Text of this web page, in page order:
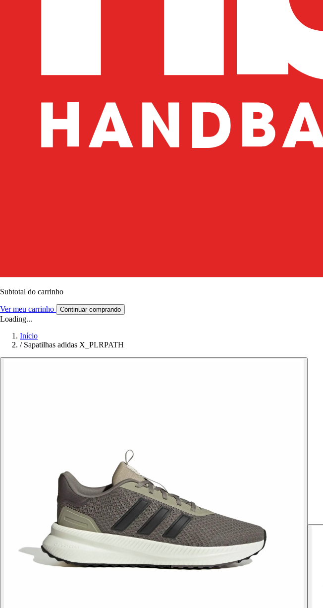
Subtotal do carrinho
Ver meu carrinho Continuar comprando
Loading...
Início
/ Sapatilhas adidas X_PLRPATH